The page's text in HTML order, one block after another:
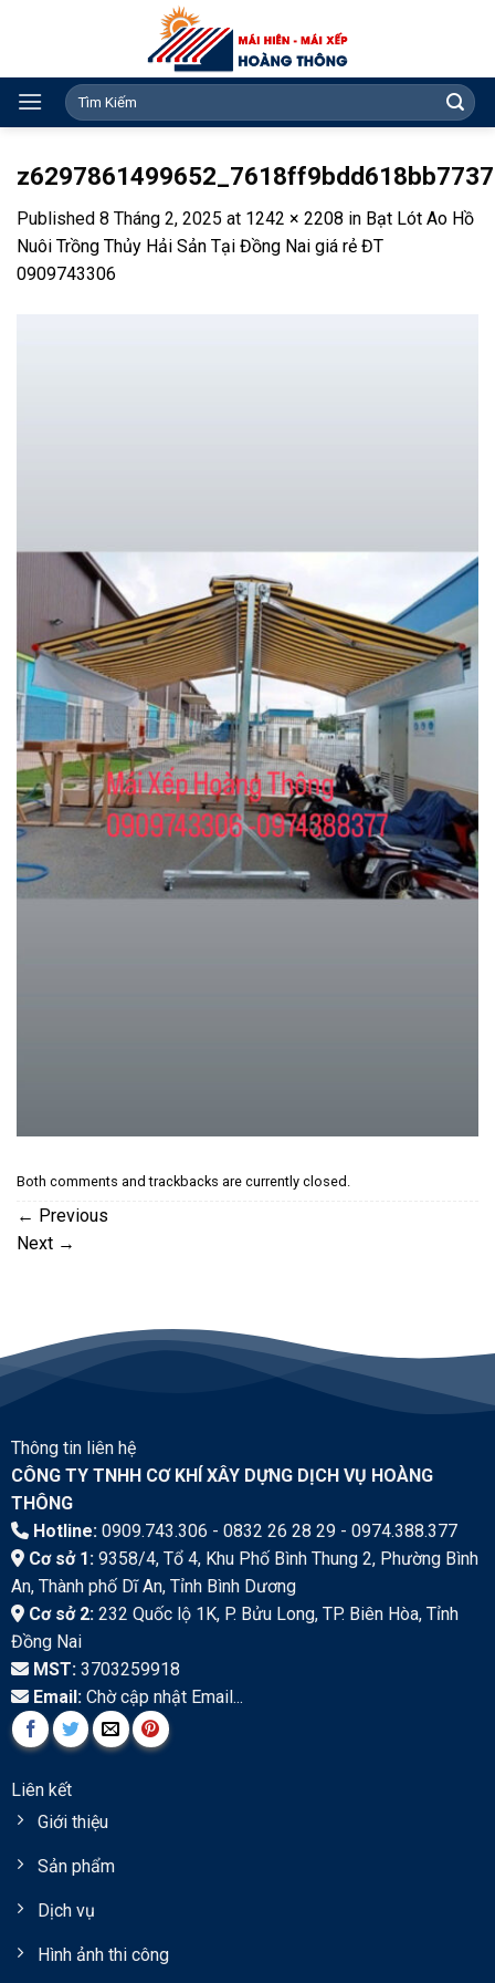
Search
for:
Published 8 Tháng 2, 2025 at 1242 × 2208 in Bạt Lót Ao Hồ
Nuôi Trồng Thủy Hải Sản Tại Đồng Nai giá rẻ ĐT
0909743306
Both comments and trackbacks are currently closed.
← Previous
Next →
Thông tin liên hệ
CÔNG TY TNHH CƠ KHÍ XÂY DỰNG DỊCH VỤ HOÀNG
THÔNG
Hotline:0909.743.306 - 0832 26 28 29 - 0974.388.377
Cơ sở 1:9358/4, Tổ 4, Khu Phố Bình Thung 2, Phường Bình
An, Thành phố Dĩ An, Tỉnh Bình Dương
Cơ sở 2:232 Quốc lộ 1K, P. Bửu Long, TP. Biên Hòa, Tỉnh
Đồng Nai
MST:3703259918
Email:Chờ cập nhật Email...
Liên kết
Giới thiệu
Sản phẩm
Dịch vụ
Hình ảnh thi công